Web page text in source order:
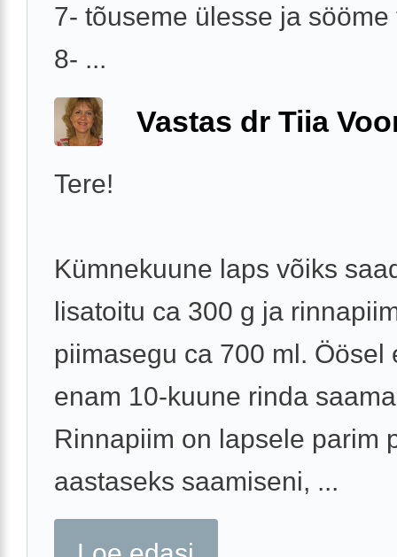
7- tõuseme ülesse ja sööme
8- ...
Vastas dr Tiia
Tere!
Kümnekuune laps võiks
lisatoitu ca 300 g ja
piimasegu ca 700 ml. Öösel
enam 10-kuune rinda
Rinnapiim on lapsele parim
aastaseks saamiseni, ...